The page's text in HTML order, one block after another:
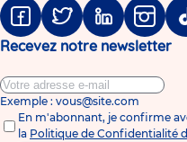
FacebookTwitter LinkedinInstagram
Recevez notre newsletter
Exemple : vous@site.com
En m'abonnant, je confirme
la Politique de Confidentialité